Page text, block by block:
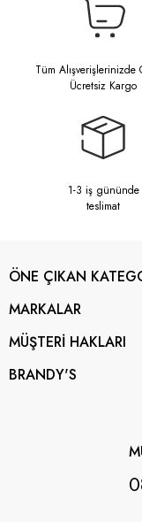
Tüm Alışverişlerinizde
Ücretsiz Kargo
1-3 iş gününde
teslimat
ÖNE ÇIKAN
MARKALAR
MÜŞTERİ HAKLARI
BRANDY'S